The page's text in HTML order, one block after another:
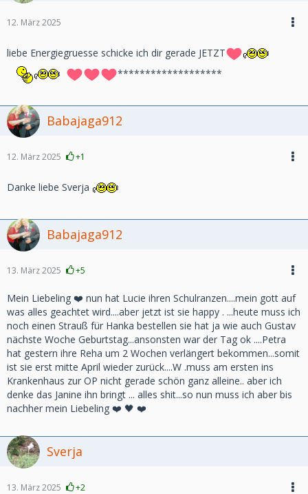
12. März 2025
liebe Energiegruesse schicke ich dir gerade JETZT
*******************
Babajaga912
12. März 2025 +1
Danke liebe Sverja
Babajaga912
13. März 2025 +5
Mein Liebeling ❤️ nun hat Lucie ihren Schulranzen....mein gott auf
was alles geachtet wird....aber jetzt ist sie happy . ...heute muss ich
noch einen Strauß für Hanka bestellen sie hat ja wie auch Gustav
nächste Woche Geburtstag...ansonsten war der Tag ok ....Petra
hat gestern ihre Reha um 2 Wochen verlängert bekommen...somit
ist sie erst mitte April wieder zurück....W .muss am ersten ins
Krankenhaus zur OP nicht gerade schön ganz alleine.. aber ich
denke das Janine ihn bringt ... alles shit...so nun muss ich aber bis
nachher mein Liebeling ❤️ 🖤 ❤️
Sverja
13. März 2025 +2